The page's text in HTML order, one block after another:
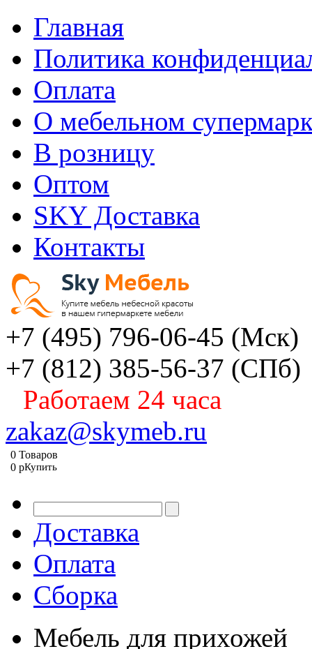
Главная
Политика
Оплата
О мебельном
В розницу
Оптом
SKY Доставка
Контакты
+7 (495) 796-06-45 (Мск)
+7 (812) 385-56-37 (СПб)
Работаем 24 часа
zakaz@skymeb.ru
0 Товаров
0 pКупить
Доставка
Оплата
Сборка
Мебель для прихожей